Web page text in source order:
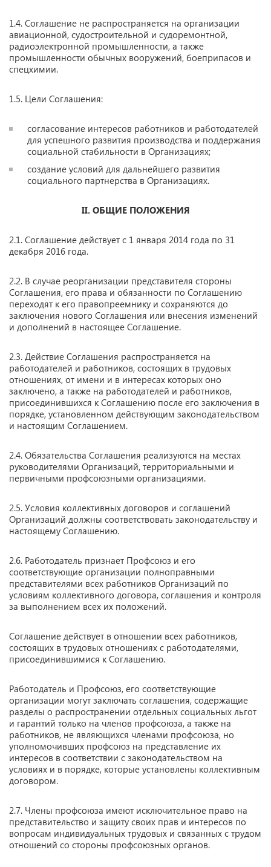
1.4. Соглашение не распространяется на организации
авиационной, судостроительной и судоремонтной,
радиоэлектронной промышленности, а также
промышленности обычных вооружений, боеприпасов и
спецхимии.
1.5. Цели Соглашения:
согласование интересов работников и работодателей
для успешного развития производства и поддержания
социальной стабильности в Организациях;
создание условий для дальнейшего развития
социального партнерства в Организациях.
II. ОБЩИЕ ПОЛОЖЕНИЯ
2.1. Соглашение действует с 1 января 2014 года по 31
декабря 2016 года.
2.2. В случае реорганизации представителя стороны
Соглашения, его права и обязанности по Соглашению
переходят к его правопреемнику и сохраняются до
заключения нового Соглашения или внесения изменений
и дополнений в настоящее Соглашение.
2.3. Действие Соглашения распространяется на
работодателей и работников, состоящих в трудовых
отношениях, от имени и в интересах которых оно
заключено, а также на работодателей и работников,
присоединившихся к Соглашению после его заключения в
порядке, установленном действующим законодательством
и настоящим Соглашением.
2.4. Обязательства Соглашения реализуются на местах
руководителями Организаций, территориальными и
первичными профсоюзными организациями.
2.5. Условия коллективных договоров и соглашений
Организаций должны соответствовать законодательству и
настоящему Соглашению.
2.6. Работодатель признает Профсоюз и его
соответствующие организации полноправными
представителями всех работников Организаций по
условиям коллективного договора, соглашения и контроля
за выполнением всех их положений.
Соглашение действует в отношении всех работников,
состоящих в трудовых отношениях с работодателями,
присоединившимися к Соглашению.
Работодатель и Профсоюз, его соответствующие
организации могут заключать соглашения, содержащие
разделы о распространении отдельных социальных льгот
и гарантий только на членов профсоюза, а также на
работников, не являющихся членами профсоюза, но
уполномочивших профсоюз на представление их
интересов в соответствии с законодательством на
условиях и в порядке, которые установлены коллективным
договором.
2.7. Члены профсоюза имеют исключительное право на
представительство и защиту своих прав и интересов по
вопросам индивидуальных трудовых и связанных с трудом
отношений со стороны профсоюзных органов.